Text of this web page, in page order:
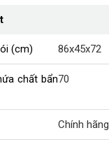
(cm) 86x45x72
chất bẩn70
Chính hãng